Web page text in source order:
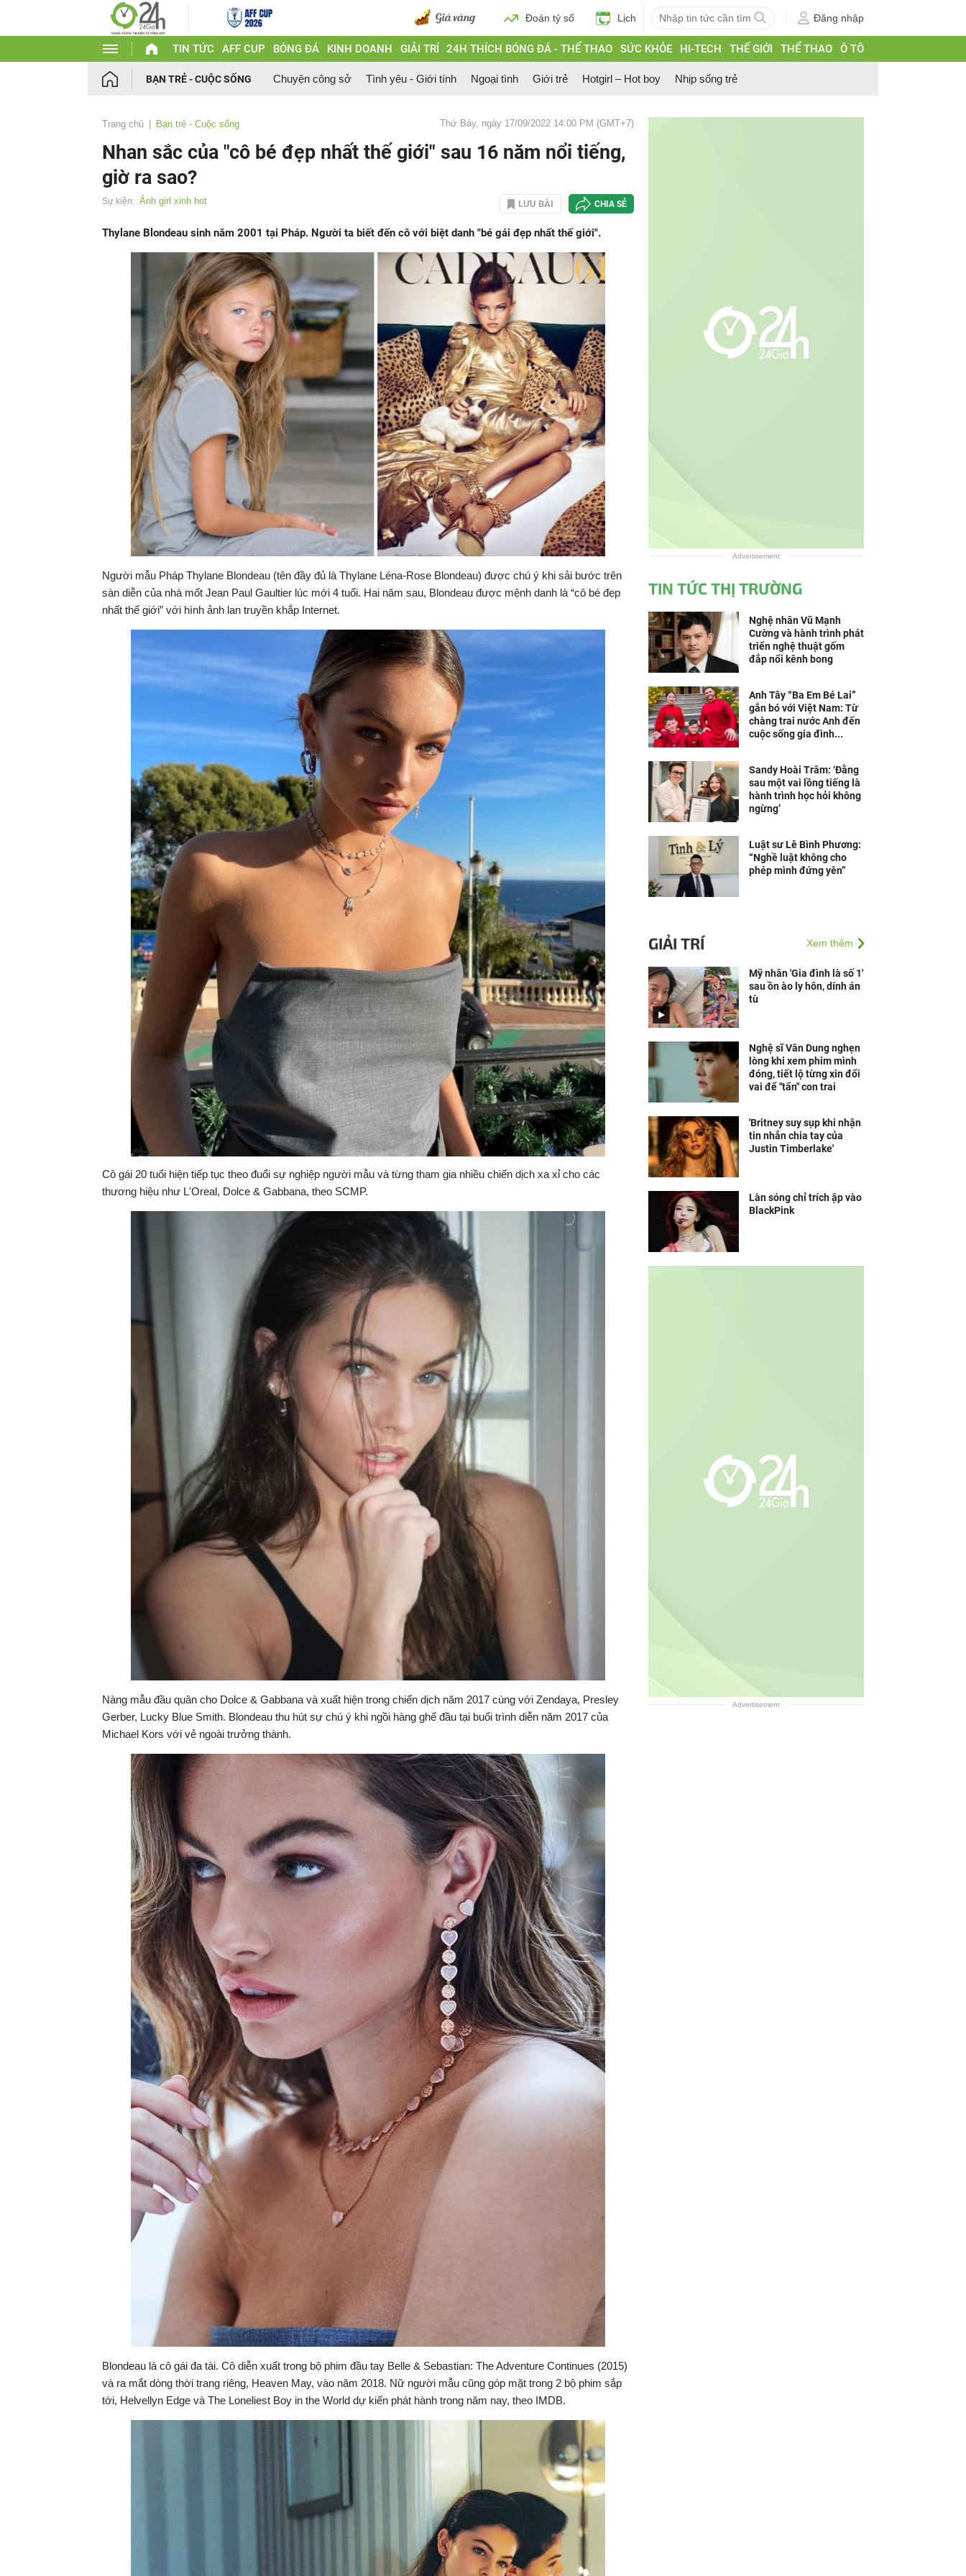
Đoán tỷ số Lịch Đăng nhập
TIN TỨC AFF CUP BÓNG ĐÁ KINH DOANH GIẢI TRÍ 24H THÍCH BÓNG ĐÁ - THỂ THAO SỨC KHỎE HI-TECH THẾ GIỚI THỂ THAO Ô TÔ
BẠN TRẺ - CUỘC SỐNG Chuyện công sở Tình yêu - Giới tính Ngoại tình Giới trẻ Hotgirl – Hot boy Nhịp sống trẻ
Trang chủ Bạn trẻ - Cuộc sống Thứ Bảy, ngày 17/09/2022 14:00 PM (GMT+7)
Nhan sắc của "cô bé đẹp nhất thế giới" sau 16 năm nổi tiếng,
giờ ra sao?
Sự kiện: Ảnh girl xinh hot LƯU BÀI CHIA SẺ
Thylane Blondeau sinh năm 2001 tại Pháp. Người ta biết đến cô với biệt danh "bé gái đẹp nhất thế giới".
Người mẫu Pháp Thylane Blondeau (tên đầy đủ là Thylane Léna-Rose Blondeau) được chú ý khi sải bước trên
sàn diễn của nhà mốt Jean Paul Gaultier lúc mới 4 tuổi. Hai năm sau, Blondeau được mệnh danh là “cô bé đẹp
nhất thế giới” với hình ảnh lan truyền khắp Internet.
Cô gái 20 tuổi hiện tiếp tục theo đuổi sự nghiệp người mẫu và từng tham gia nhiều chiến dịch xa xỉ cho các
thương hiệu như L'Oreal, Dolce & Gabbana, theo SCMP.
Nàng mẫu đầu quân cho Dolce & Gabbana và xuất hiện trong chiến dịch năm 2017 cùng với Zendaya, Presley
Gerber, Lucky Blue Smith. Blondeau thu hút sự chú ý khi ngồi hàng ghế đầu tại buổi trình diễn năm 2017 của
Michael Kors với vẻ ngoài trưởng thành.
Blondeau là cô gái đa tài. Cô diễn xuất trong bộ phim đầu tay Belle & Sebastian: The Adventure Continues (2015)
và ra mắt dòng thời trang riêng, Heaven May, vào năm 2018. Nữ người mẫu cũng góp mặt trong 2 bộ phim sắp
tới, Helvellyn Edge và The Loneliest Boy in the World dự kiến ​​phát hành trong năm nay, theo IMDB.
Advertisement
TIN TỨC THỊ TRƯỜNG
Nghệ nhân Vũ Mạnh
Cường và hành trình phát
triển nghệ thuật gốm
đắp nổi kênh bong
Anh Tây “Ba Em Bé Lai”
gắn bó với Việt Nam: Từ
chàng trai nước Anh đến
cuộc sống gia đình...
Sandy Hoài Trâm: ‘Đằng
sau một vai lồng tiếng là
hành trình học hỏi không
ngừng’
Luật sư Lê Bình Phương:
“Nghề luật không cho
phép mình đứng yên”
GIẢI TRÍ Xem thêm
Mỹ nhân 'Gia đình là số 1'
sau ồn ào ly hôn, dính án
tù
Nghệ sĩ Vân Dung nghẹn
lòng khi xem phim mình
đóng, tiết lộ từng xin đổi
vai để "tẩn" con trai
'Britney suy sụp khi nhận
tin nhắn chia tay của
Justin Timberlake'
Làn sóng chỉ trích ập vào
BlackPink
Advertisement